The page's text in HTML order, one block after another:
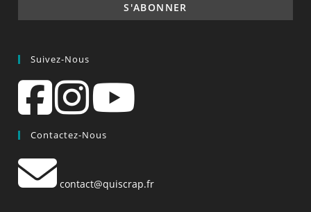
Suivez-Nous
Contactez-Nous
contact@quiscrap.fr